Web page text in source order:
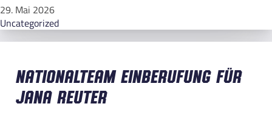
29. Mai 2026
Uncategorized
Nationalteam Einberufung für
Jana Reuter